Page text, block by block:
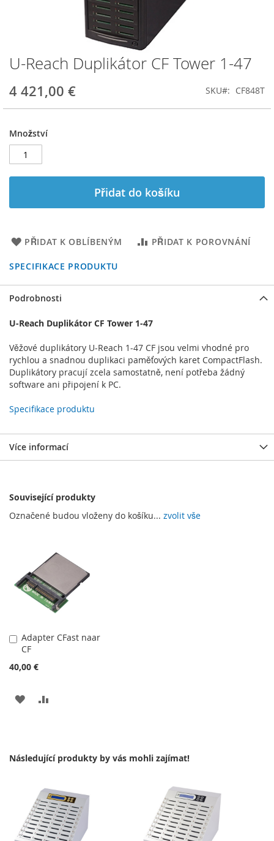
U-Reach Duplikátor CF Tower 1-47
4 421,00 € SKU CF848T
Množství
Přidat do košíku
PŘIDAT K OBLÍBENÝM PŘIDAT K POROVNÁNÍ
SPECIFIKACE PRODUKTU
Přeskočit
na
začátek
galerie
s
Podrobnosti
U-Reach Duplikátor CF Tower 1-47
Věžové duplikátory U-Reach 1-47 CF jsou velmi vhodné pro
rychlou a snadnou duplikaci paměťových karet CompactFlash.
Duplikátory pracují zcela samostatně, není potřeba žádný
software ani připojení k PC.
Specifikace produktu
Více informací
Související produkty
Označené budou vloženy do košíku... zvolit vše
Adapter CFast naar
CF
40,00 €
Přidat
do
košíku
PŘIDAT
Následující produkty by vás mohli zajímat!